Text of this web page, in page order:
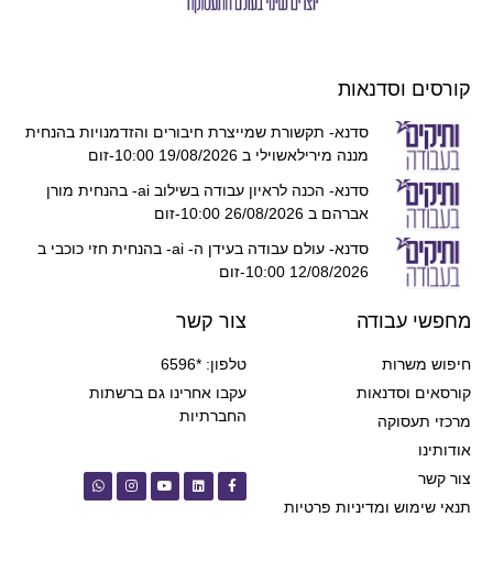
קורסים וסדנאות
סדנא- תקשורת שמייצרת חיבורים והזדמנויות בהנחית
מננה מירילאשוילי ב 19/08/2026 10:00-זום
סדנא- הכנה לראיון עבודה בשילוב ai- בהנחית מורן
אברהם ב 26/08/2026 10:00-זום
סדנא- עולם עבודה בעידן ה- ai- בהנחית חזי כוכבי ב
12/08/2026 10:00-זום
מחפשי עבודה
חיפוש משרות
קורסאים וסדנאות
מרכזי תעסוקה
אודותינו
צור קשר
תנאי שימוש ומדיניות פרטיות
צור קשר
טלפון: *6596
עקבו אחרינו גם ברשתות
החברתיות